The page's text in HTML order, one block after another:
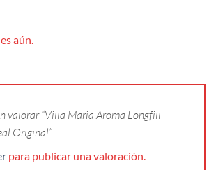
aún.
valorar “Villa Maria Aroma Longfill
Original”
para publicar una valoración.